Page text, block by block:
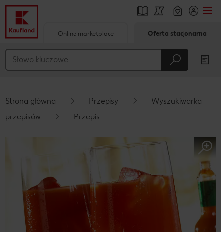
Główna treść
Pływający pasek boczny
Online marketplace Oferta stacjonarna
Strona główna Przepisy
Wyszukiwarka
przepisów
Przepis